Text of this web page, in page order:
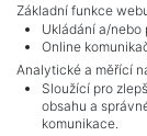
Základní funkce
Ukládání a/nebo
Online
Analytické a měřící
Sloužící pro
obsahu a
komunikace.